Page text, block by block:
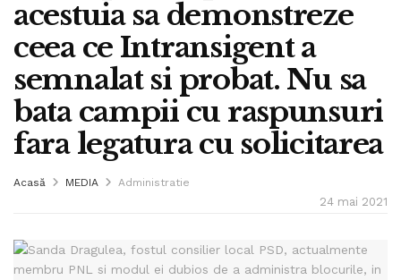
acestuia sa demonstreze
ceea ce Intransigent a
semnalat si probat. Nu sa
bata campii cu raspunsuri
fara legatura cu solicitarea
Acasă MEDIA Administratie
24 mai 2021